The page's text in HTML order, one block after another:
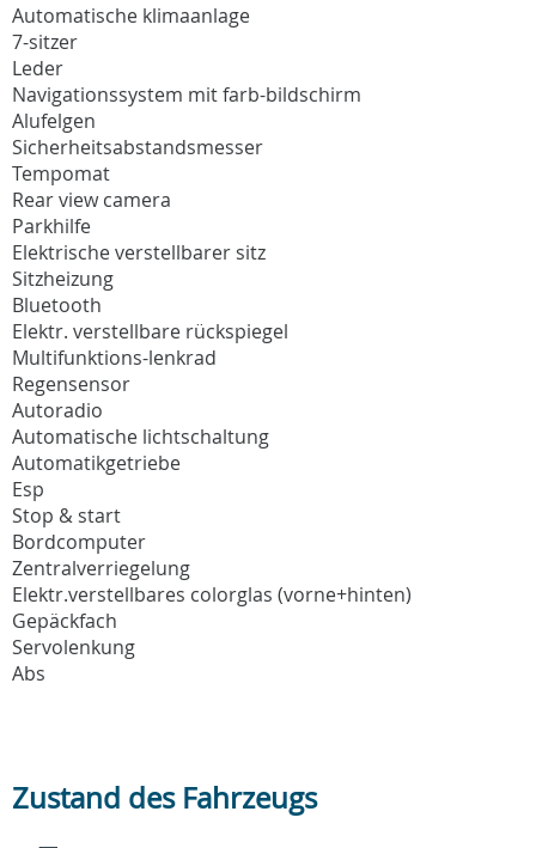
Automatische klimaanlage
7-sitzer
Leder
Navigationssystem mit farb-bildschirm
Alufelgen
Sicherheitsabstandsmesser
Tempomat
Rear view camera
Parkhilfe
Elektrische verstellbarer sitz
Sitzheizung
Bluetooth
Elektr. verstellbare rückspiegel
Multifunktions-lenkrad
Regensensor
Autoradio
Automatische lichtschaltung
Automatikgetriebe
Esp
Stop & start
Bordcomputer
Zentralverriegelung
Elektr.verstellbares colorglas (vorne+hinten)
Gepäckfach
Servolenkung
Abs
Zustand des Fahrzeugs